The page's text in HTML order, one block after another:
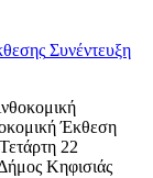
Συνέντευξη
Έκθεση
22
Κηφισιάς